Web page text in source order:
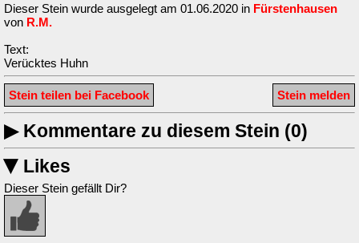
Dieser Stein wurde ausgelegt am 01.06.2020 in Fürstenhausen
von R.M.
Text:
Verücktes Huhn
Stein melden
Stein teilen bei Facebook
▶Kommentare zu diesem Stein (0)
▶ Likes
Dieser Stein gefällt Dir?